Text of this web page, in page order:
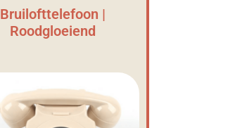
Bruilofttelefoon |
Roodgloeiend